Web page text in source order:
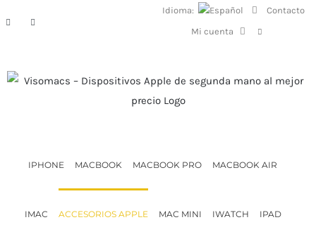
al
Facebook
Idioma:
Contacto
Mi cuenta
IPHONE MACBOOK MACBOOK PRO MACBOOK AIR
IMAC ACCESORIOS APPLE MAC MINI IWATCH IPAD